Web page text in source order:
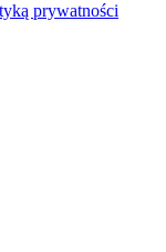
prywatności